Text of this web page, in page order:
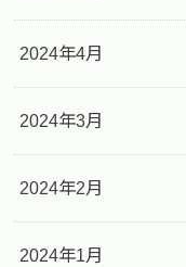
2024年4月
2024年3月
2024年2月
2024年1月